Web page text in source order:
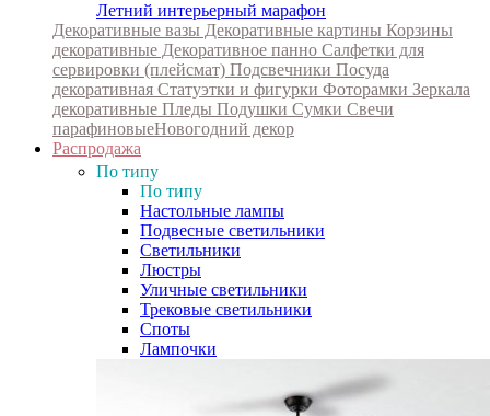
Летний интерьерный марафон
Декоративные вазы Декоративные картины Корзины
декоративные Декоративное панно Салфетки для
сервировки (плейсмат) Подсвечники Посуда
декоративная Статуэтки и фигурки Фоторамки Зеркала
декоративные Пледы Подушки Сумки Свечи
парафиновыеНовогодний декор
Распродажа
По типу
По типу
Настольные лампы
Подвесные светильники
Светильники
Люстры
Уличные светильники
Трековые светильники
Споты
Лампочки